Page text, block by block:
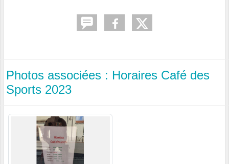
Photos associées : Horaires Café des
Sports 2023